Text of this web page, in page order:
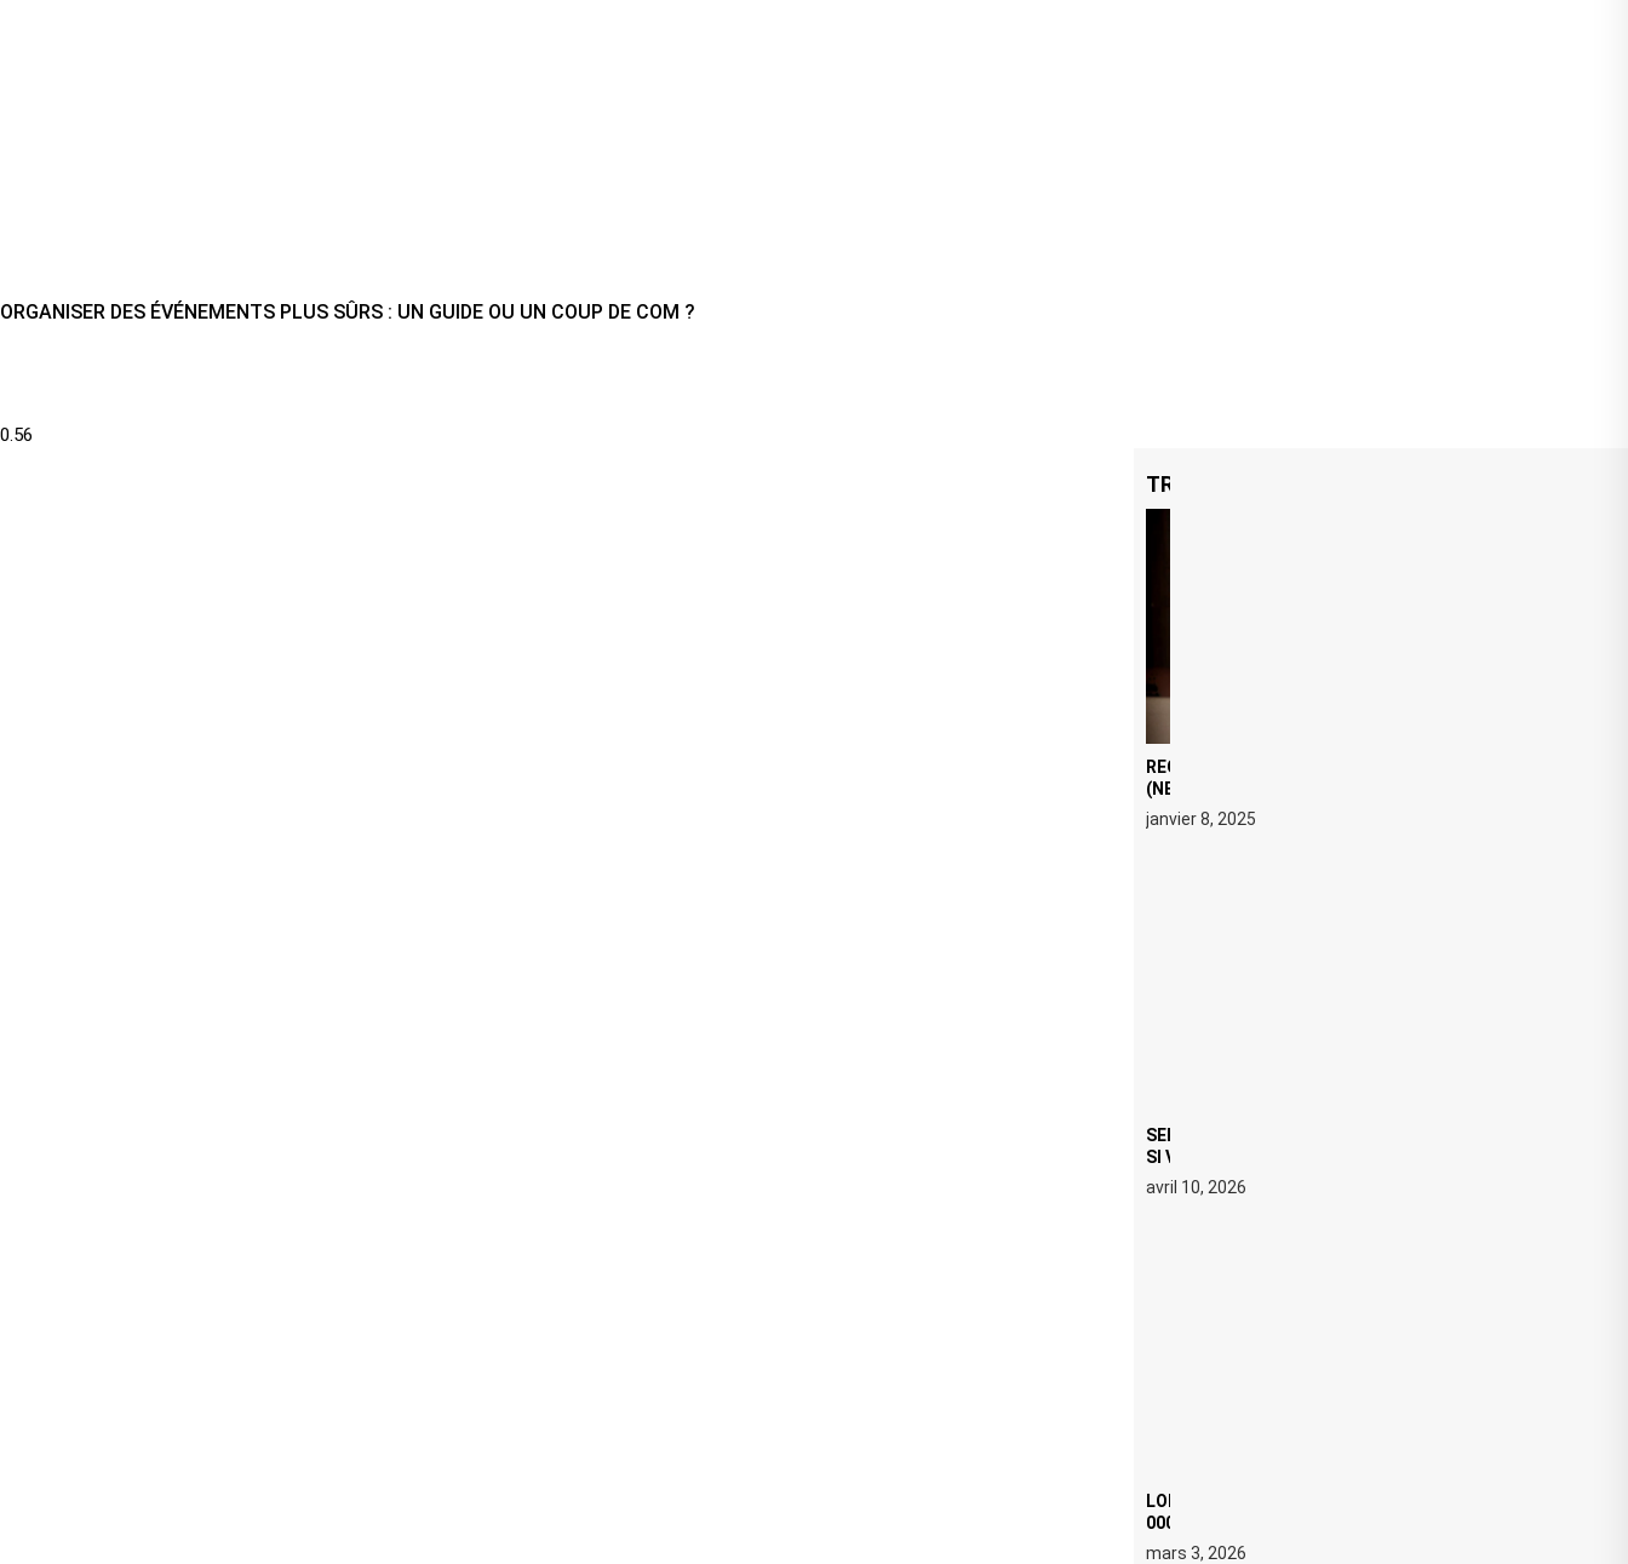
ORGANISER DES ÉVÉNEMENTS PLUS SÛRS : UN GUIDE OU UN COUP DE COM ?
TRENDING NOW
REGARD ÉDITORIAL SUR JE M’APPELLE TIM
(NETFLIX) : AVICII, OU LE DOUBLE VISAGE D’UNE
ICÔNE SURCHAUFFÉE
janvier 8, 2025
SERATO DJ PRO 4.0.6 : CE QUE ÇA CHANGE, MÊME
SI VOUS N’ÊTES NI DJ NI PRODUCTEUR·ICE
avril 10, 2026
LOI ANTI FREE PARTY : SIX MOIS DE PRISON ET 5
000 € D’AMENDE PROPOSÉS LE 9 AVRIL
mars 3, 2026